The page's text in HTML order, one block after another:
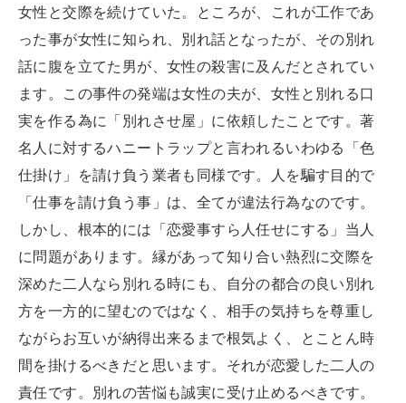
女性と交際を続けていた。ところが、これが工作であ
った事が女性に知られ、別れ話となったが、その別れ
話に腹を立てた男が、女性の殺害に及んだとされてい
ます。この事件の発端は女性の夫が、女性と別れる口
実を作る為に「別れさせ屋」に依頼したことです。著
名人に対するハニートラップと言われるいわゆる「色
仕掛け」を請け負う業者も同様です。人を騙す目的で
「仕事を請け負う事」は、全てが違法行為なのです。
しかし、根本的には「恋愛事すら人任せにする」当人
に問題があります。縁があって知り合い熱烈に交際を
深めた二人なら別れる時にも、自分の都合の良い別れ
方を一方的に望むのではなく、相手の気持ちを尊重し
ながらお互いが納得出来るまで根気よく、とことん時
間を掛けるべきだと思います。それが恋愛した二人の
責任です。別れの苦悩も誠実に受け止めるべきです。